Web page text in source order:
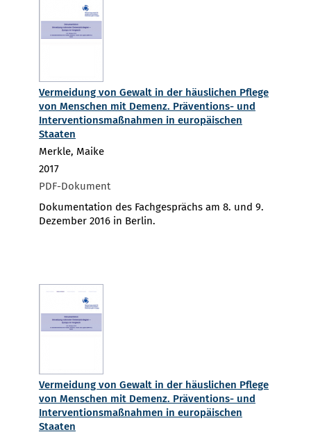
Vermeidung von Gewalt in der häuslichen Pflege
von Menschen mit Demenz. Präventions- und
Interventionsmaßnahmen in europäischen
Staaten
Merkle, Maike
2017
PDF-Dokument
Dokumentation des Fachgesprächs am 8. und 9.
Dezember 2016 in Berlin.
Vermeidung von Gewalt in der häuslichen Pflege
von Menschen mit Demenz. Präventions- und
Interventionsmaßnahmen in europäischen
Staaten